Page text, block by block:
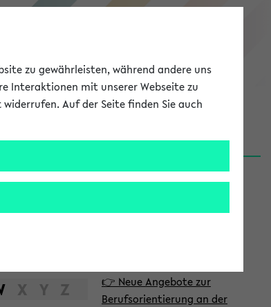
eKVV
X Y Z
S
i
News
👉 Neue Angebote zur
Berufsorientierung an der
zu gewährleisten, während andere uns
Interaktionen mit unserer Webseite zu
Auf der Seite finden Sie auch